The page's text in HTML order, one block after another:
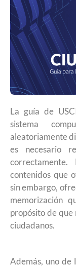
La guía de
sistema
aleatoriamente
es necesario
correctamente.
contenidos que
sin embargo,
memorización
propósito de
ciudadanos.
Además, uno de